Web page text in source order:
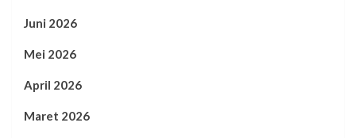
Juni 2026
Mei 2026
April 2026
Maret 2026